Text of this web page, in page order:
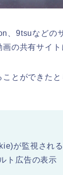
、9tsuなどの
の共有サイト
とができたと
が監視される
ト広告の表示